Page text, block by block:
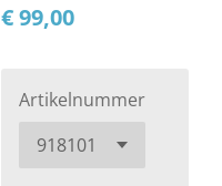
€ 99,00
Artikelnummer